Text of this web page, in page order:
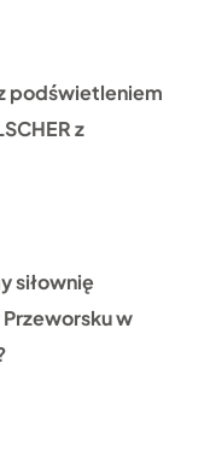
podświetleniem
z
siłownię
Przeworsku w